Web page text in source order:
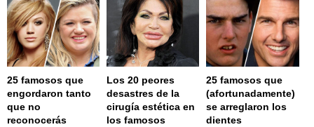
25 famosos que
engordaron tanto
que no
reconocerás
Los 20 peores
desastres de la
cirugía estética en
los famosos
25 famosos que
(afortunadamente)
se arreglaron los
dientes